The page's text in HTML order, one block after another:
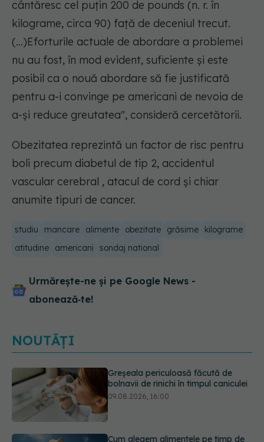
cântăresc cel puțin 200 de pounds (n. r. în
kilograme, circa 90) față de deceniul trecut.
(...)Eforturile actuale de abordare a problemei
nu au fost, în mod evident, suficiente și este
posibil ca o nouă abordare să fie justificată
pentru a-i convinge pe americani de nevoia de
a-și reduce greutatea", consideră cercetătorii.
Obezitatea reprezintă un factor de risc pentru
boli precum diabetul de tip 2, accidentul
vascular cerebral , atacul de cord și chiar
anumite tipuri de cancer.
studiu mancare alimente obezitate grăsime
kilograme
atitudine
americani sondaj national
Urmărește-ne și pe Google News -
abonează‑te!
NOUTĂȚI
Cum alegem alimentele pe timp de
caniculă. Recomandările
specialiștilor